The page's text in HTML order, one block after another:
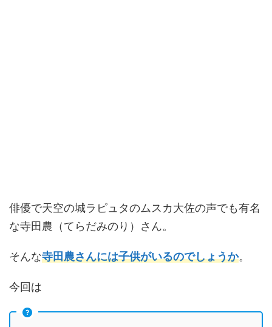
俳優で天空の城ラピュタのムスカ大佐の声でも有名
な寺田農（てらだみのり）さん。
そんな寺田農さんには子供がいるのでしょうか。
今回は